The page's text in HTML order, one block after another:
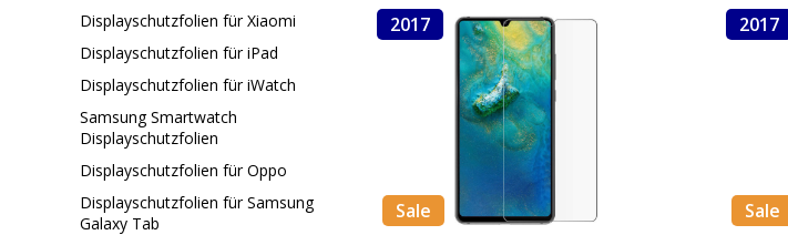
Displayschutzfolien für Xiaomi
Displayschutzfolien für iPad
Displayschutzfolien für iWatch
Samsung Smartwatch
Displayschutzfolien
Displayschutzfolien für Oppo
Displayschutzfolien für Samsung
Galaxy Tab
2017
Sale
2017
Sale